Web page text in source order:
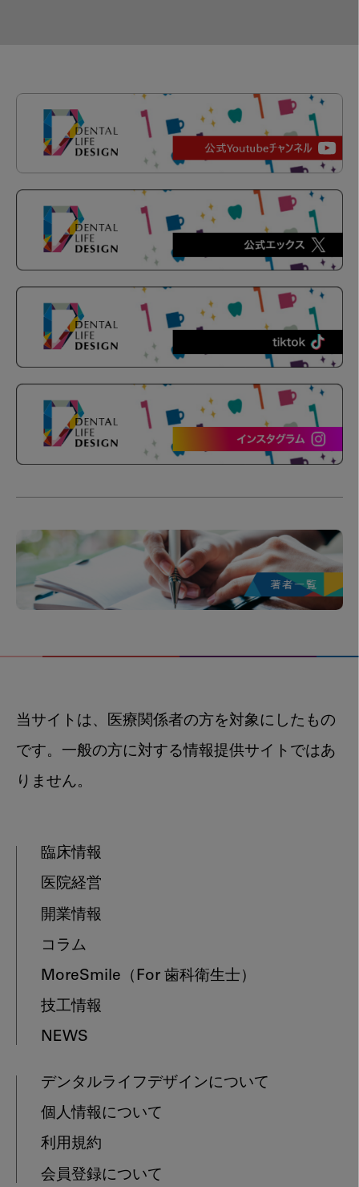
当サイトは、医療関係者の方を対象にしたもの
です。一般の方に対する情報提供サイトではあ
りません。
臨床情報
医院経営
開業情報
コラム
MoreSmile （For 歯科衛生士）
技工情報
NEWS
デンタルライフデザインについて
個人情報について
利用規約
会員登録について